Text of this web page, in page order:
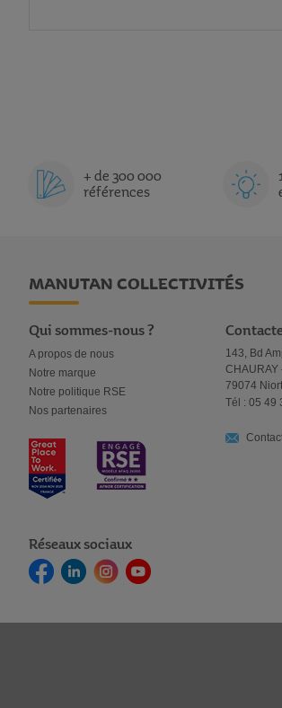
+ de 300 000
références
MANUTAN COLLECTIVITÉS
Qui sommes-nous ?
A propos de nous
Notre marque
Notre politique RSE
Nos partenaires
Réseaux sociaux
143, Bd
CHAURAY
79074
Tél : 05 49